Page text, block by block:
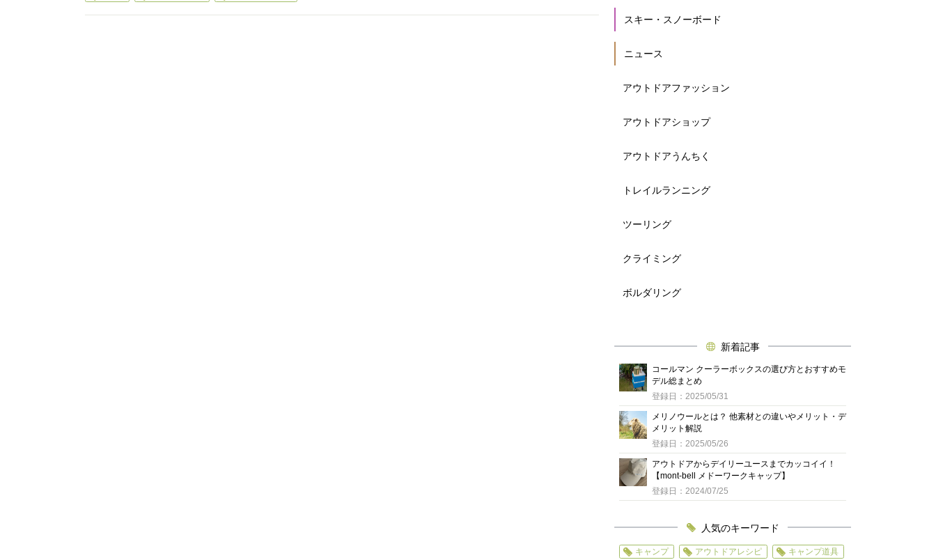
スキー・スノーボード
ニュース
アウトドアファッション
アウトドアショップ
アウトドアうんちく
トレイルランニング
ツーリング
クライミング
ボルダリング
新着記事
コールマン クーラーボックスの選び方とおすすめモ
デル総まとめ
登録日：2025/05/31
メリノウールとは？ 他素材との違いやメリット・デ
メリット解説
登録日：2025/05/26
アウトドアからデイリーユースまでカッコイイ！
【mont-bell メドーワークキャップ】
登録日：2024/07/25
人気のキーワード
キャンプ アウトドアレシピ キャンプ道具